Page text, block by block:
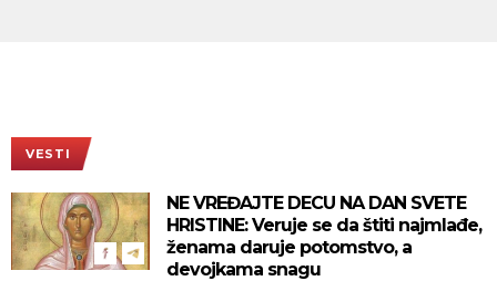
VESTI
NE VREĐAJTE DECU NA DAN SVETE
HRISTINE: Veruje se da štiti najmlađe,
ženama daruje potomstvo, a
devojkama snagu